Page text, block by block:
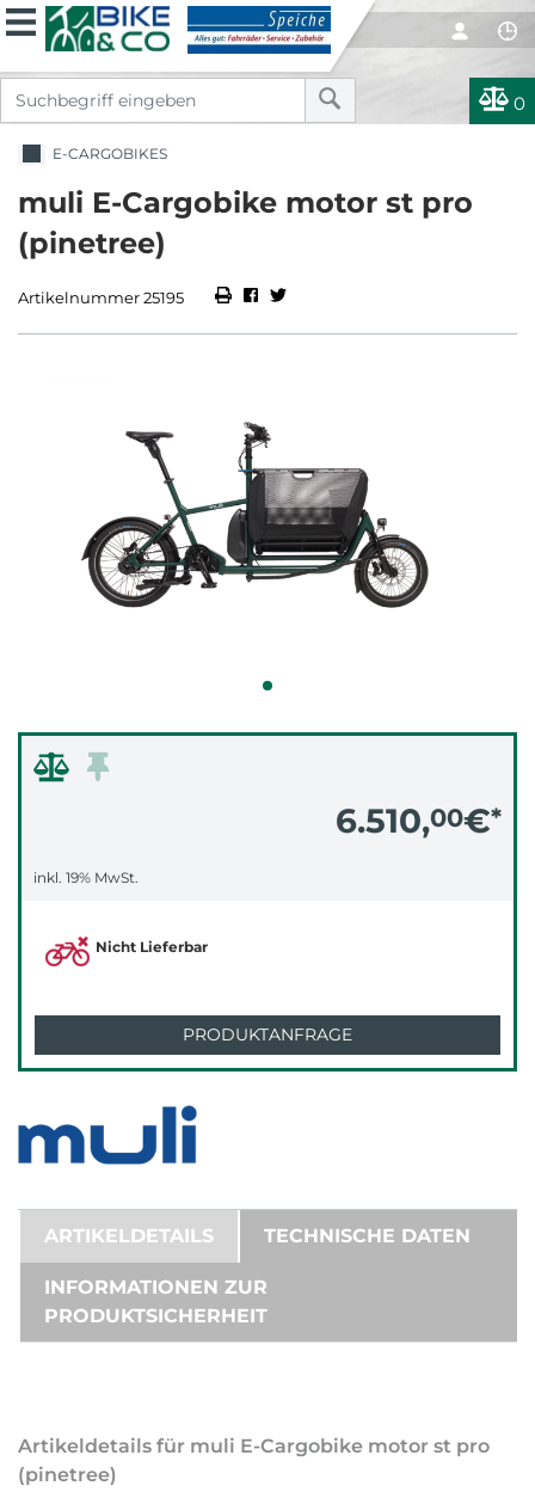
0
E-CARGOBIKES
muli E-Cargobike motor st pro
(pinetree)
Artikelnummer 25195
6.510,00€*
inkl. 19% MwSt.
Nicht Lieferbar
PRODUKTANFRAGE
ARTIKELDETAILS TECHNISCHE DATEN
INFORMATIONEN ZUR
PRODUKTSICHERHEIT
Artikeldetails für muli E-Cargobike motor st pro
(pinetree)